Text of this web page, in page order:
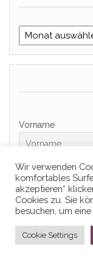
Archiv
Vorname
Nachname
Email
Wir verwenden
komfortables
akzeptieren“
Cookies zu. Sie
besuchen, um
Cookie Settings